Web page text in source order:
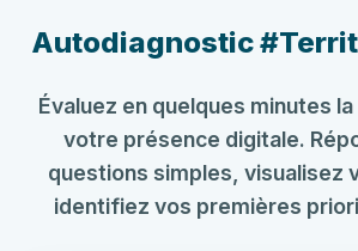
Autodiagnostic
Évaluez en quelques minutes
votre présence digitale.
questions simples, visualisez
identifiez vos premières